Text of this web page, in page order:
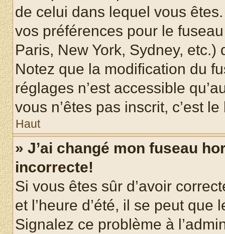
de celui dans lequel vous
vos préférences pour le
Paris, New York, Sydney, etc.)
Notez que la modification du
réglages n’est accessible
vous n’êtes pas inscrit, c’est
Haut
» J’ai changé mon fuseau
incorrecte!
Si vous êtes sûr d’avoir
et l’heure d’été, il se peut que
Signalez ce problème à